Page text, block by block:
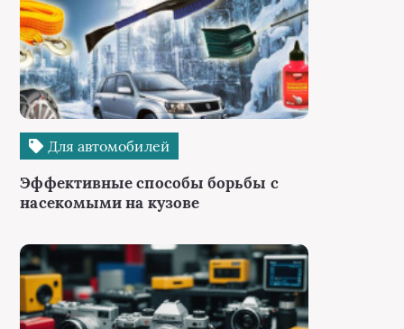
Для автомобилей
Эффективные способы борьбы с
насекомыми на кузове